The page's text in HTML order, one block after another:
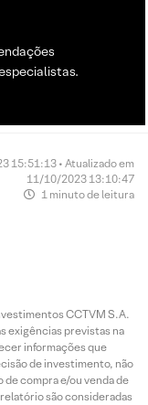
15:51:13 • Atualizado em
11/10/2023 13:10:47
1 minuto de leitura
CCTVM S.A.
exigências previstas na
informações que
de investimento, não
compra e/ou venda de
são consideradas